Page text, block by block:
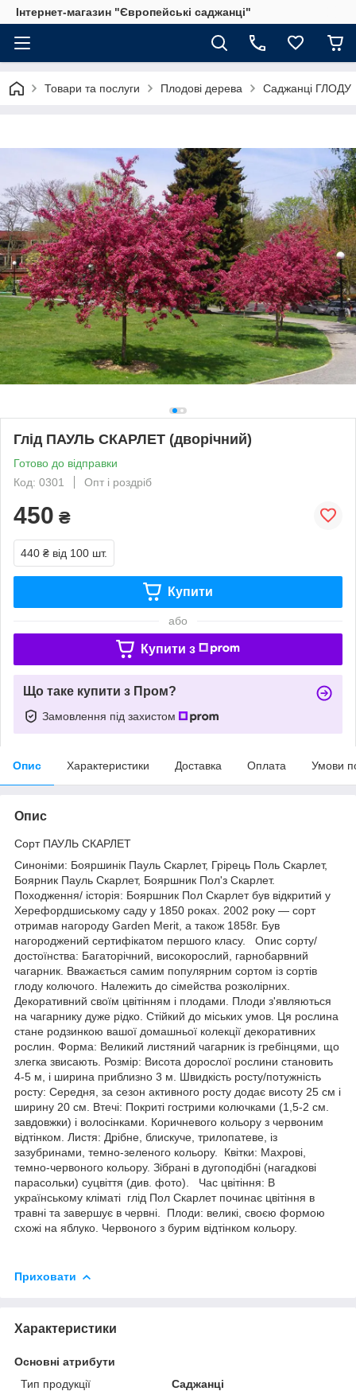
Інтернет-магазин "Європейські саджанці"
Товари та послуги Плодові дерева Саджанці ГЛОДУ
Глід ПАУЛЬ СКАРЛЕТ (дворічний)
Готово до відправки
Код: 0301
Опт і роздріб
450 ₴
440 ₴ від 100 шт.
Купити
або
Купити з
Що таке купити з Пром?
Замовлення під захистом
Опис Характеристики Доставка Оплата Умови
Опис
Сорт ПАУЛЬ СКАРЛЕТ
Синоніми: Бояршинік Пауль Скарлет, Грірець Поль Скарлет,
Боярник Пауль Скарлет, Бояршник Пол'з Скарлет.
Походження/ історія: Бояршник Пол Скарлет був відкритий у
Херефордшиському саду у 1850 роках. 2002 року — сорт
отримав нагороду Garden Merit, а також 1858г. Був
нагороджений сертифікатом першого класу. Опис сорту/
достоїнства: Багаторічний, високорослий, гарнобарвний
чагарник. Вважається самим популярним сортом із сортів
глоду колючого. Належить до сімейства розколірних.
Декоративний своїм цвітінням і плодами. Плоди з'являються
на чагарнику дуже рідко. Стійкий до міських умов. Ця рослина
стане родзинкою вашої домашньої колекції декоративних
рослин. Форма: Великий листяний чагарник із гребінцями, що
злегка звисають. Розмір: Висота дорослої рослини становить
4-5 м, і ширина приблизно 3 м. Швидкість росту/потужність
росту: Середня, за сезон активного росту додає висоту 25 см і
ширину 20 см. Втечі: Покриті гострими колючками (1,5-2 см.
завдовжки) і волосінками. Коричневого кольору з червоним
відтінком. Листя: Дрібне, блискуче, трилопатеве, із
зазубринами, темно-зеленого кольору. Квітки: Махрові,
темно-червоного кольору. Зібрані в дугоподібні (нагадкові
парасольки) суцвіття (див. фото). Час цвітіння: В
українському кліматі глід Пол Скарлет починає цвітіння в
травні та завершує в червні. Плоди: великі, своєю формою
схожі на яблуко. Червоного з бурим відтінком кольору.
Приховати
Характеристики
Основні атрибути
Тип продукції
Саджанці